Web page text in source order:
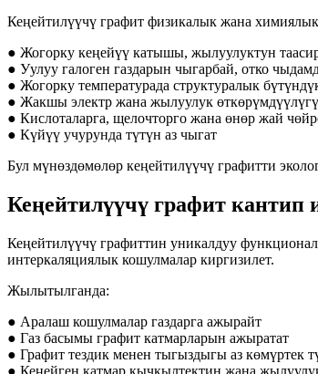
Кеңейтилүүчү графит физикалык жана
● Жогорку кеңейүү катышы, жылуулуктун
● Уулуу галоген газдарын чыгарбай, отко
● Жогорку температурада структуралык
● Жакшы электр жана жылуулук өткөрүмдүүлүгү
● Кислоталарга, щелочторго жана өнөр жай
● Күйүү учурунда түтүн аз чыгат
Бул мүнөздөмөлөр кеңейтилүүчү графитти
Кеңейтилүүчү графит кантип
Кеңейтилүүчү графиттин уникалдуу
интеркаляциялык кошулмалар киргизилет.
Жылытылганда:
● Аралаш кошулмалар газдарга ажырайт
● Газ басымы графит катмарларын ажыратат
● Графит тездик менен тыгыздыгы аз көмүртек
● Кеңейген катмар кычкылтектин жана